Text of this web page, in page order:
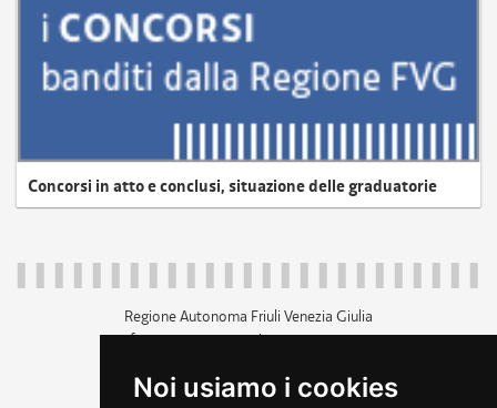
Noi usiamo i cookies
Concorsi in atto e conclusi, situazione delle graduatorie
Regione Autonoma Friuli Venezia Giulia
c.f. 80014930327; p.iva 00526040324
+39 040 3771111